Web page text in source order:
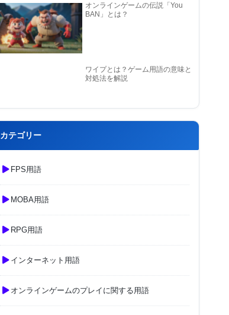
オンラインゲームの伝説「You
BAN」とは？
ワイプとは？ゲーム用語の意味と
対処法を解説
カテゴリー
FPS用語
MOBA用語
RPG用語
インターネット用語
オンラインゲームのプレイに関する用語